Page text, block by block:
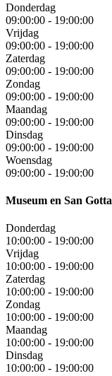
Donderdag
09:00:00 - 19:00:00
Vrijdag
09:00:00 - 19:00:00
Zaterdag
09:00:00 - 19:00:00
Zondag
09:00:00 - 19:00:00
Maandag
09:00:00 - 19:00:00
Dinsdag
09:00:00 - 19:00:00
Woensdag
09:00:00 - 19:00:00
Museum en San
Donderdag
10:00:00 - 19:00:00
Vrijdag
10:00:00 - 19:00:00
Zaterdag
10:00:00 - 19:00:00
Zondag
10:00:00 - 19:00:00
Maandag
10:00:00 - 19:00:00
Dinsdag
10:00:00 - 19:00:00